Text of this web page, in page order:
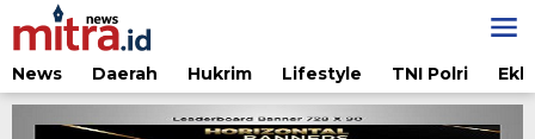
Lewati
ke
konten
News
Daerah Hukrim Lifestyle TNI Polri